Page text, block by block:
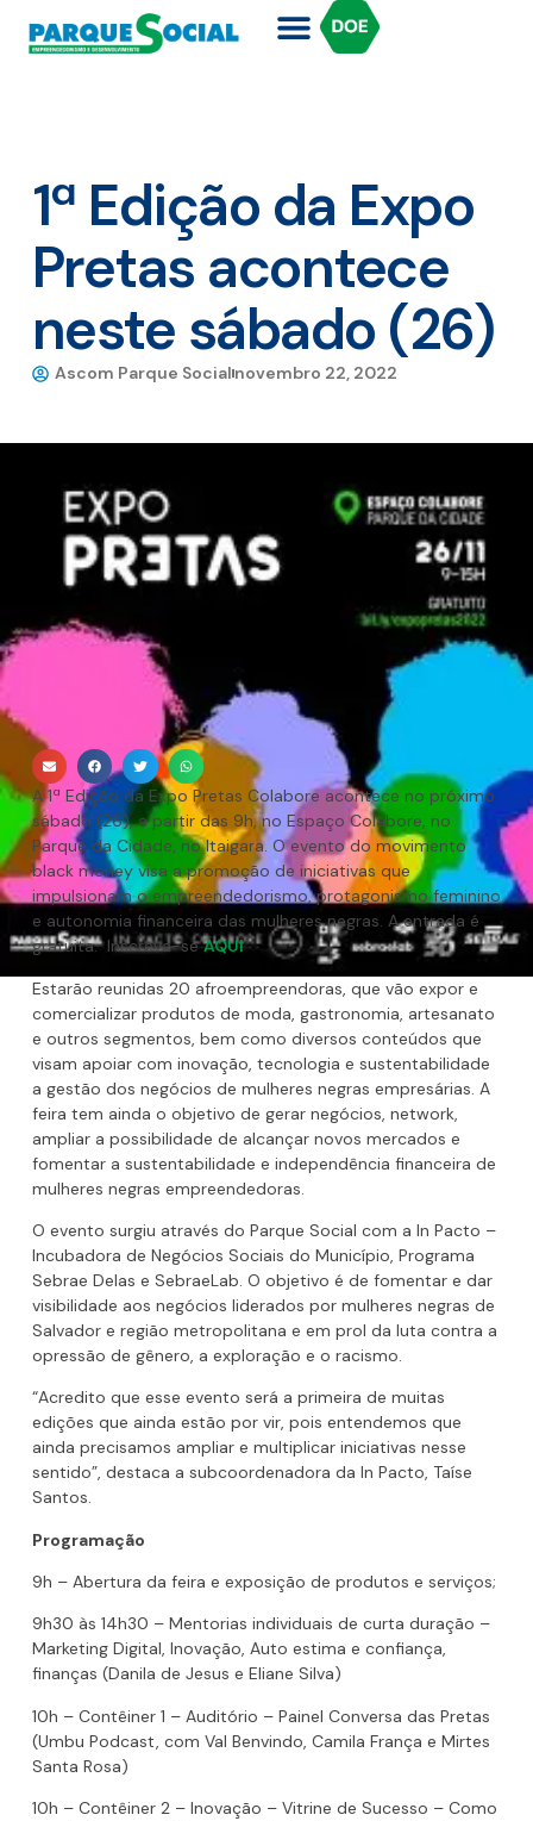
1ª Edição da Expo
Pretas acontece
neste sábado (26)
Ascom Parque Socialnovembro 22, 2022
A 1ª Edição da Expo Pretas Colabore acontece no próximo
sábado (26), a partir das 9h, no Espaço Colabore, no
Parque da Cidade, no Itaigara. O evento do movimento
black money visa a promoção de iniciativas que
impulsionam o empreendedorismo, protagonismo feminino
e autonomia financeira das mulheres negras. A entrada é
gratuita. Inscreva-seAQUI
Estarão reunidas 20 afroempreendoras, que vão expor e
comercializar produtos de moda, gastronomia, artesanato
e outros segmentos, bem como diversos conteúdos que
visam apoiar com inovação, tecnologia e sustentabilidade
a gestão dos negócios de mulheres negras empresárias. A
feira tem ainda o objetivo de gerar negócios, network,
ampliar a possibilidade de alcançar novos mercados e
fomentar a sustentabilidade e independência financeira de
mulheres negras empreendedoras.
O evento surgiu através do Parque Social com a In Pacto –
Incubadora de Negócios Sociais do Município, Programa
Sebrae Delas e SebraeLab. O objetivo é de fomentar e dar
visibilidade aos negócios liderados por mulheres negras de
Salvador e região metropolitana e em prol da luta contra a
opressão de gênero, a exploração e o racismo.
“Acredito que esse evento será a primeira de muitas
edições que ainda estão por vir, pois entendemos que
ainda precisamos ampliar e multiplicar iniciativas nesse
sentido”, destaca a subcoordenadora da In Pacto, Taíse
Santos.
Programação
9h – Abertura da feira e exposição de produtos e serviços;
9h30 às 14h30 – Mentorias individuais de curta duração –
Marketing Digital, Inovação, Auto estima e confiança,
finanças (Danila de Jesus e Eliane Silva)
10h – Contêiner 1 – Auditório – Painel Conversa das Pretas
(Umbu Podcast, com Val Benvindo, Camila França e Mirtes
Santa Rosa)
10h – Contêiner 2 – Inovação – Vitrine de Sucesso – Como